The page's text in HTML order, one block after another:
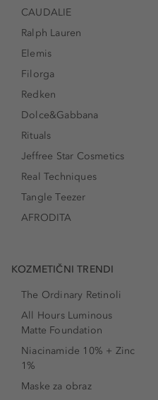
CAUDALIE
Ralph Lauren
Elemis
Filorga
Redken
Dolce&Gabbana
Rituals
Jeffree Star Cosmetics
Real Techniques
Tangle Teezer
AFRODITA
KOZMETIČNI TRENDI
The Ordinary Retinoli
All Hours Luminous
Matte Foundation
Niacinamide 10% + Zinc
1%
Maske za obraz